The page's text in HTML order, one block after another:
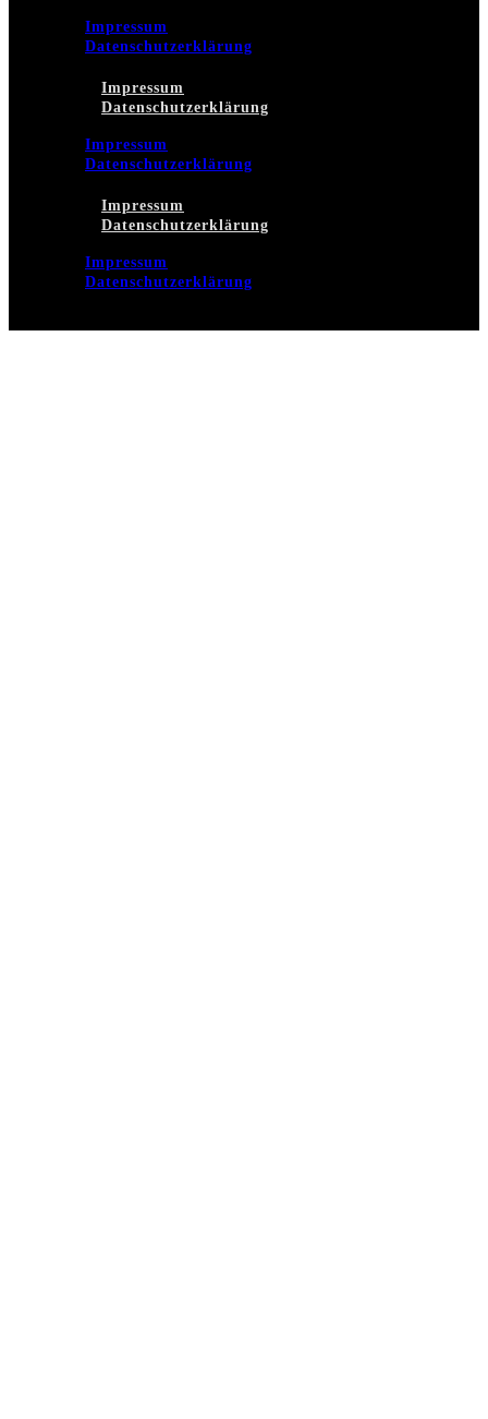
Impressum
Datenschutzerklärung
Impressum
Datenschutzerklärung
Impressum
Datenschutzerklärung
Impressum
Datenschutzerklärung
Impressum
Datenschutzerklärung